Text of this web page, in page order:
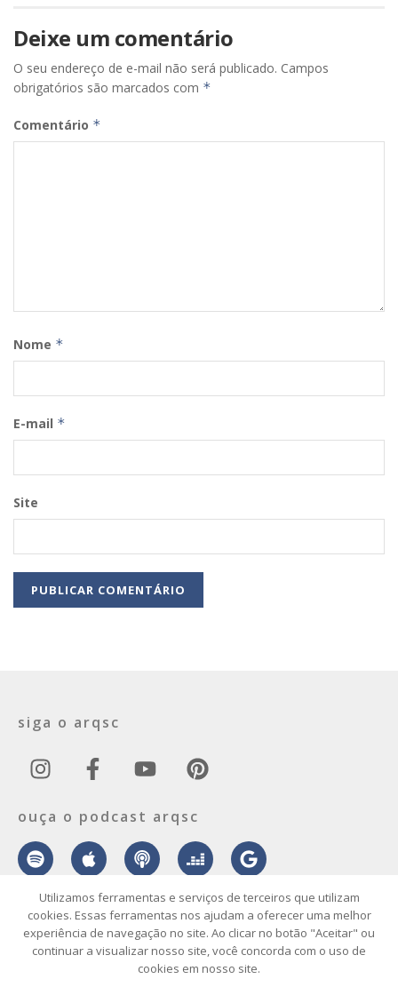
Deixe um comentário
O seu endereço de e-mail não será publicado. Campos
obrigatórios são marcados com *
Comentário *
Nome *
E-mail *
Site
siga o arqsc
ouça o podcast arqsc
sobre contato envie seu projeto publicidade vídeo podcast
Utilizamos ferramentas e serviços de terceiros que utilizam
cookies. Essas ferramentas nos ajudam a oferecer uma melhor
experiência de navegação no site. Ao clicar no botão "Aceitar" ou
continuar a visualizar nosso site, você concorda com o uso de
cookies em nosso site.